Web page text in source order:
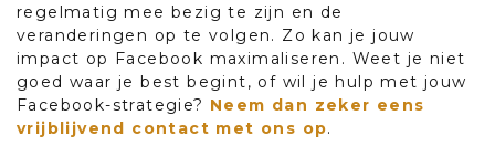
regelmatig mee bezig te zijn en de
veranderingen op te volgen. Zo kan je jouw
impact op Facebook maximaliseren. Weet je niet
goed waar je best begint, of wil je hulp met jouw
Facebook-strategie? Neem dan zeker eens
vrijblijvend contact met ons op.